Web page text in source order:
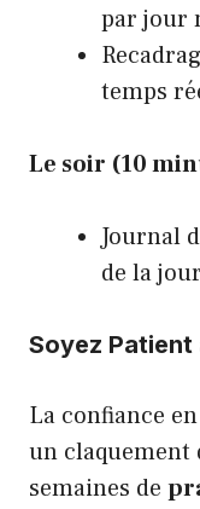
par jour
temps
Le soir (10
Journal
de la
Soyez Patient
La confiance
un claquement
semaines de